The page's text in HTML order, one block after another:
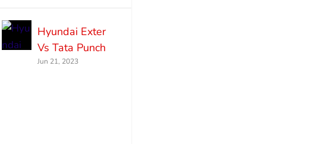
Hyundai Exter
Vs Tata Punch
Jun 21, 2023